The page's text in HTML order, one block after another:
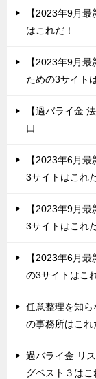
【2023年9月
はこれだ！
【2023年9月
ための3サイト
【過バライ金
口
【2023年6月
3サイトはこれ
【2023年9月
3サイトはこれ
【2023年6月
の3サイトはこ
任意整理を知
の事務所はこれ
過バライ金 リ
グベスト３はこ